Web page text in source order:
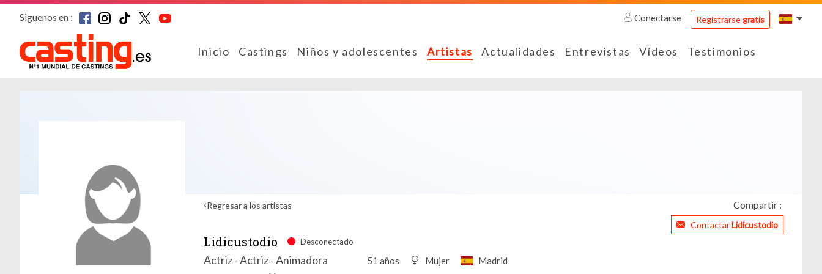
Siguenos en : Conectarse Registrarsegratis
Inicio Castings Niños y adolescentes Artistas Actualidades Entrevistas Vídeos Testimonios
Regresar a los artistas Compartir :
ContactarLidicustodio
Lidicustodio Desconectado
Actriz - Actriz - Animadora 51 años Mujer Madrid